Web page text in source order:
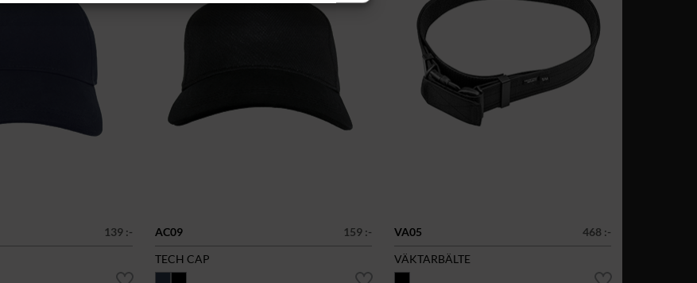
139 :-
AC09
159 :-
TECH CAP
VA05
468 :-
VÄKTARBÄLTE